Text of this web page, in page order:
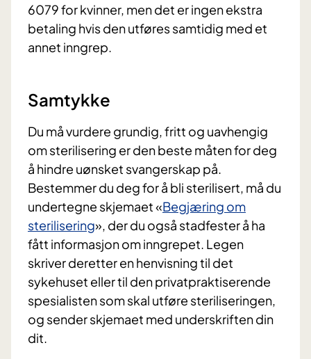
6079 for kvinner, men det er ingen ekstra
betaling hvis den utføres samtidig med et
annet inngrep.
Samtykke
Du må vurdere grundig, fritt og uavhengig
om sterilisering er den beste måten for deg
å hindre uønsket svangerskap på.
Bestemmer du deg for å bli sterilisert, må du
undertegne skjemaet «Begjæring om
sterilisering», der du også stadfester å ha
fått informasjon om inngrepet. Legen
skriver deretter en henvisning til det
sykehuset eller til den privatpraktiserende
spesialisten som skal utføre steriliseringen,
og sender skjemaet med underskriften din
dit.